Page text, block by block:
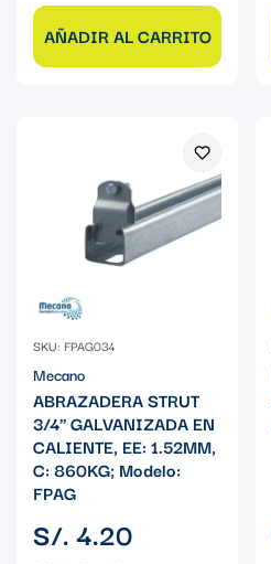
AÑADIR AL CARRITO
SKU: FPAG034
Mecano
ABRAZADERA STRUT
3/4" GALVANIZADA EN
CALIENTE, EE: 1.52MM,
C: 860KG; Modelo:
FPAG
Precio
regular
S/. 4.20